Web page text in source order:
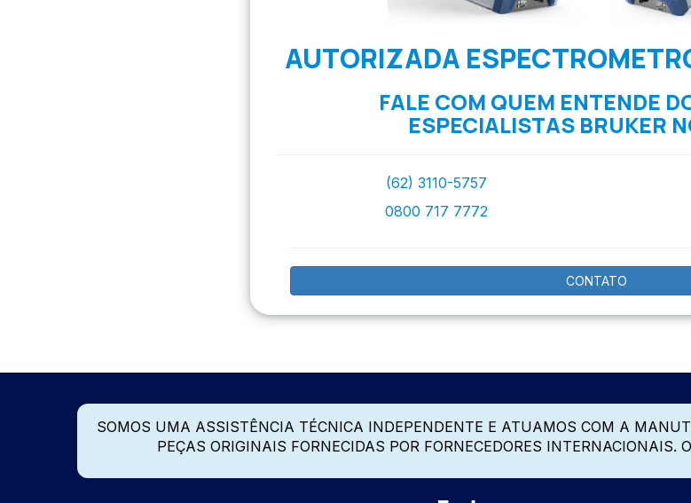
AUTORIZADA
FALE COM QUEM ENTENDE
ESPECIALISTAS BRUKER
(62) 3110-5757
0800 717 7772
CONTATO
SOMOS UMA ASSISTÊNCIA TÉCNICA INDEPENDENTE E ATUAMOS COM A
PEÇAS ORIGINAIS FORNECIDAS POR FORNECEDORES INTERNACIONAIS.